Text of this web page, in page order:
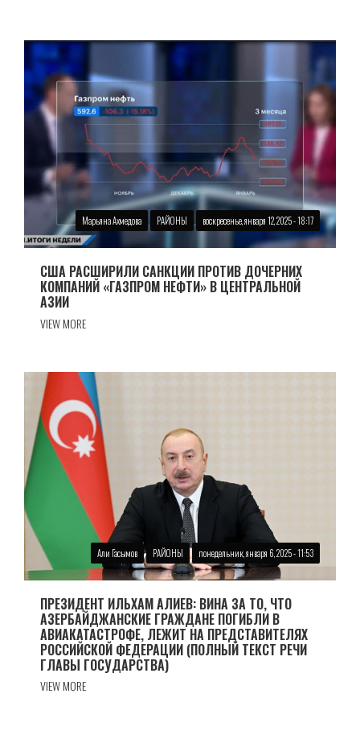
Марьяна Ахмедова РАЙОНЫ воскресенье, января 12, 2025 - 18:17
США РАСШИРИЛИ САНКЦИИ ПРОТИВ ДОЧЕРНИХ
КОМПАНИЙ «ГАЗПРОМ НЕФТИ» В ЦЕНТРАЛЬНОЙ
АЗИИ
VIEW MORE
Али Гасымов РАЙОНЫ понедельник, января 6, 2025 - 11:53
ПРЕЗИДЕНТ ИЛЬХАМ АЛИЕВ: ВИНА ЗА ТО, ЧТО
АЗЕРБАЙДЖАНСКИЕ ГРАЖДАНЕ ПОГИБЛИ В
АВИАКАТАСТРОФЕ, ЛЕЖИТ НА ПРЕДСТАВИТЕЛЯХ
РОССИЙСКОЙ ФЕДЕРАЦИИ (ПОЛНЫЙ ТЕКСТ РЕЧИ
ГЛАВЫ ГОСУДАРСТВА)
VIEW MORE